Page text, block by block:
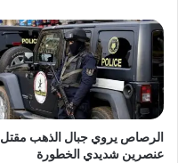
الرصاص يروي جبال الذهب مقتل
عنصرين شديدي الخطورة